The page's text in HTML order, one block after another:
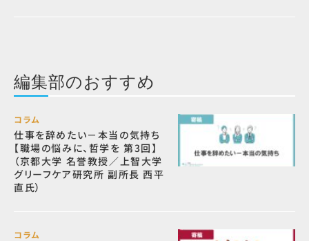
編集部のおすすめ
コラム
仕事を辞めたい－本当の気持ち
【職場の悩みに、哲学を 第3回】
（京都大学 名誉教授／上智大学
グリーフケア研究所 副所長 西平
直氏）
コラム